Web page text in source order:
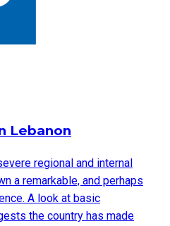
Lebanon
regional and internal
a remarkable, and perhaps
A look at basic
the country has made